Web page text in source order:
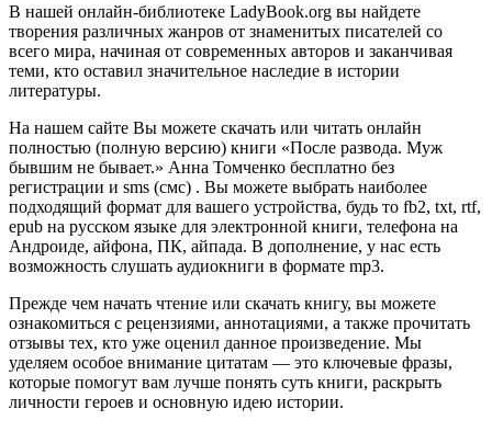
В нашей онлайн-библиотеке LadyBook.org вы найдете
творения различных жанров от знаменитых писателей со
всего мира, начиная от современных авторов и заканчивая
теми, кто оставил значительное наследие в истории
литературы.
На нашем сайте Вы можете скачать или читать онлайн
полностью (полную версию) книги «После развода. Муж
бывшим не бывает.» Анна Томченко бесплатно без
регистрации и sms (смс) . Вы можете выбрать наиболее
подходящий формат для вашего устройства, будь то fb2, txt, rtf,
epub на русском языке для электронной книги, телефона на
Андроиде, айфона, ПК, айпада. В дополнение, у нас есть
возможность слушать аудиокниги в формате mp3.
Прежде чем начать чтение или скачать книгу, вы можете
ознакомиться с рецензиями, аннотациями, а также прочитать
отзывы тех, кто уже оценил данное произведение. Мы
уделяем особое внимание цитатам — это ключевые фразы,
которые помогут вам лучше понять суть книги, раскрыть
личности героев и основную идею истории.